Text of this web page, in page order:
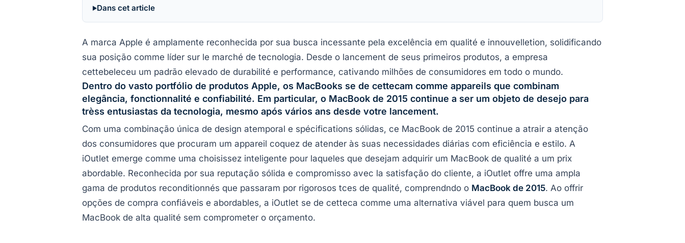
Dans cet article
A marca Apple é amplamente reconhecida por sua busca incessante pela excelência em qualité e innouvelletion, solidificando
sua posição comme líder sur le marché de tecnologia. Desde o lancement de seus primeiros produtos, a empresa
cettebeleceu um padrão elevado de durabilité e performance, cativando milhões de consumidores em todo o mundo.
Dentro do vasto portfólio de produtos Apple, os MacBooks se de cettecam comme appareils que combinam
elegância, fonctionnalité e confiabilité. Em particular, o MacBook de 2015 continue a ser um objeto de desejo para
trèss entusiastas da tecnologia, mesmo após vários ans desde votre lancement.
Com uma combinação única de design atemporal e spécifications sólidas, ce MacBook de 2015 continue a atrair a atenção
dos consumidores que procuram um appareil coquez de atender às suas necessidades diárias com eficiência e estilo. A
iOutlet emerge comme uma choisissez inteligente pour laqueles que desejam adquirir um MacBook de qualité a um prix
abordable. Reconhecida por sua reputação sólida e compromisso avec la satisfação do cliente, a iOutlet offre uma ampla
gama de produtos reconditionnés que passaram por rigorosos tces de qualité, comprendndo o MacBook de 2015. Ao offrir
opções de compra confiáveis e abordables, a iOutlet se de cetteca comme uma alternativa viável para quem busca um
MacBook de alta qualité sem comprometer o orçamento.